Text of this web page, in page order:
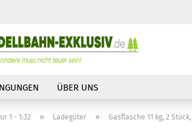
Passwort
ÜBER UNS
1 - 1:32 » Ladegüter » Gasflasche 11 kg, 2